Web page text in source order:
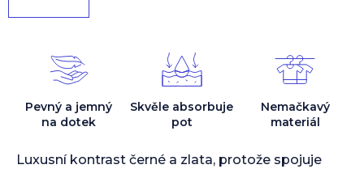
Luxusní kontrast černé a zlata, protože spojuje
Pevný a jemný
na dotek
Skvěle absorbuje
pot
Nemačkavý
materiál